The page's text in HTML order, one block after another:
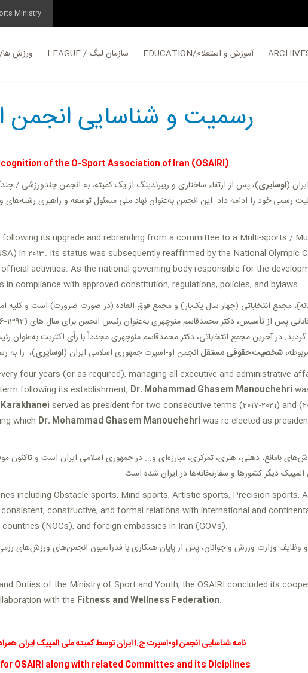
Ministry
SPORTS/ورزش ها LEAGUE / سازمان لیگ EDUCATION/آموزش و استعلام
رسمیت و شناسایی انجمن
of the O-Sport Association of Iran (OSAIRI)
(اوسایری
رسمی خود را ادامه داد. این انجمن به‌عنوان نهاد ملی مسئول توسعه و راهبری رشته‌های
following its upgrade and rebranding from a committee to a Multi-sports /
in 2013. Its status was subsequently reaffirmed by the National Olympic
activities. As the national governing body responsible for the
compliance with approved constitution, regulations, policies, and bylaws.
مجمع انتخاباتی (چهار سال یک‌بار) و مجمع فوق العاده (در صورت ضرورت) است و کلیه
شخصیت حقوقی مستقل انجمن او-اسپرت جمهوری اسلامی ایران (اوسایری)، را به
four years (or as required), managing all executive and administrative
following its establishment, Dr. Mohammad Ghasem Manouchehri
served as president for two consecutive terms (2017-2021) and
which Dr. Mohammad Ghasem Manouchehri was re-elected as
بامانع، ذهنی، هنری، تمرکزی، مبارزه‌ای و... در جمهوری اسلامی ایران است و تاکنون
دیگر کشورها و سفارتخانه‌ها در ایران شده است.
including Obstacle sports, Mind sports, Artistic sports, Precision sports,
constructive, and formal relations with international and
(NOCs), and foreign embassies in Iran (GOVs).
Duties of the Ministry of Sport and Youth, the OSAIRI concluded its
with the Fitness and Wellness Federation.
نامه شناسایی انجمن او-اسپرت ج.ا ایران توسط کمیته ملی المپیک ایران
OSAIRI along with related Committes and its Diciplines